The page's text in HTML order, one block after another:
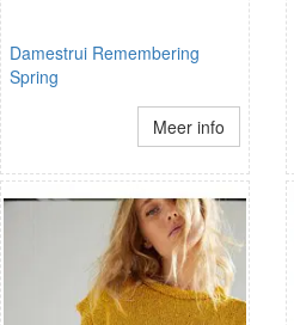
Damestrui Remembering
Spring
Meer info